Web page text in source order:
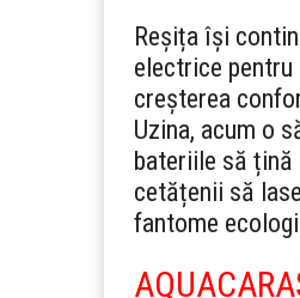
Reșița își
electrice
creșterea
Uzina, acum o
bateriile să țină
cetățenii să
fantome